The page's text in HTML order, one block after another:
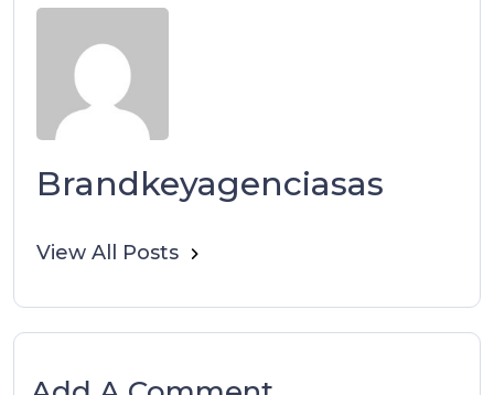
Brandkeyagenciasas
View All Posts